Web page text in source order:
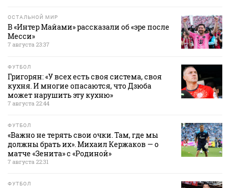
ОСТАЛЬНОЙ МИР
В «Интер Майами» рассказали об «эре после
Месси»
7 августа 23:37
ФУТБОЛ
Григорян: «У всех есть своя система, своя
кухня. И многие опасаются, что Дзюба
может нарушить эту кухню»
7 августа 22:44
ФУТБОЛ
«Важно не терять свои очки. Там, где мы
должны брать их». Михаил Кержаков — о
матче «Зенита» с «Родиной»
7 августа 22:31
ФУТБОЛ